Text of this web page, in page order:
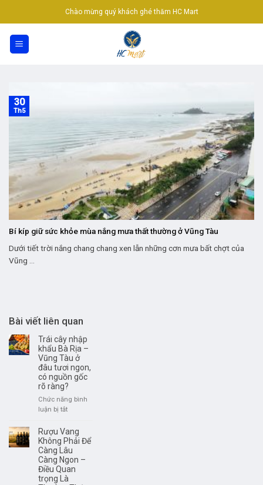
to
content
Chào mừng quý khách ghé thăm HC Mart
Bí kíp giữ sức khỏe mùa nắng mưa thất thường ở Vũng Tàu
Dưới tiết trời nắng chang chang xen lẫn những cơn mưa bất chợt của
Vũng ...
30
Th5
Bài viết liên quan
Trái cây nhập
khẩu Bà Rịa –
Vũng Tàu ở
đâu tươi ngon,
có nguồn gốc
rõ ràng?
Chức năng bình
luận bị tắtở
cây
nhập
khẩu
Bà
Rịa
–
Rượu Vang
Không Phải Để
Càng Lâu
Càng Ngon –
Điều Quan
trọng Là